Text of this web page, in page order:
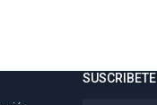
SUSCRIBETE